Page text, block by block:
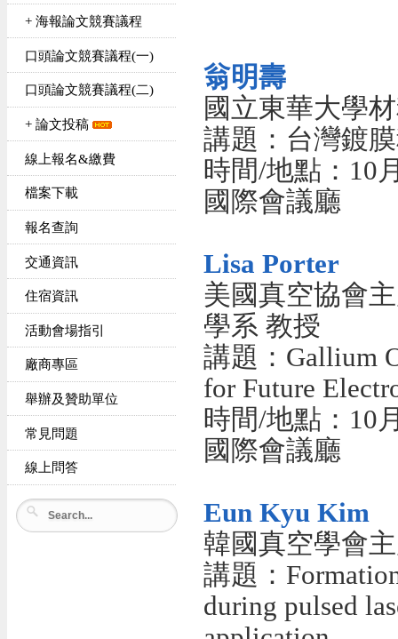
+ 海報論文競賽議程
口頭論文競賽議程(一)
口頭論文競賽議程(二)
+ 論文投稿
線上報名&繳費
檔案下載
報名查詢
交通資訊
住宿資訊
活動會場指引
廠商專區
舉辦及贊助單位
常見問題
線上問答
翁明壽
國立東華大學
講題：台灣鍍
時間/地點：10
國際會議廳
Lisa Porter
美國真空協會
學系 教授
講題：Gallium
for Future
時間/地點：10
國際會議廳
Eun Kyu Kim
韓國真空學會
講題：
during pulsed